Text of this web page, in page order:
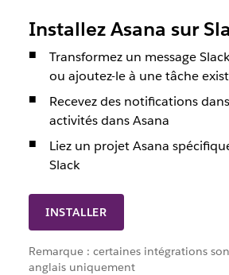
INSTALLER
Installez Asana sur
Transformez un message
ou ajoutez-le à une tâche
Recevez des notifications
activités dans Asana
Liez un projet Asana
Slack
Remarque : certaines intégrations
anglais uniquement